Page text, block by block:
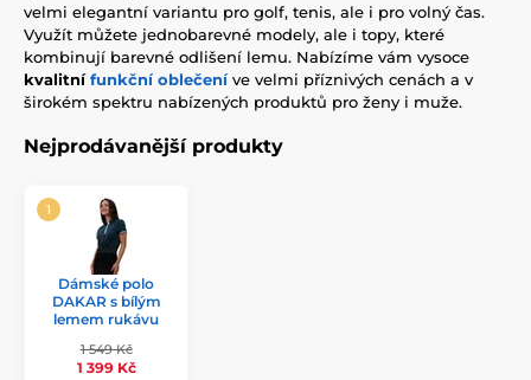
velmi elegantní variantu pro golf, tenis, ale i pro volný čas.
Využít můžete jednobarevné modely, ale i topy, které
kombinují barevné odlišení lemu. Nabízíme vám vysoce
kvalitnífunkční oblečeníve velmi příznivých cenách a v
širokém spektru nabízených produktů pro ženy i muže.
Nejprodávanější produkty
Dámské polo
DAKAR s bílým
lemem rukávu
1 549 Kč
1 399 Kč